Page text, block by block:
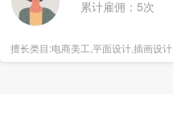
累计雇佣：5次
擅长类目:电商美工,平面设计,插画设计,
海报设计